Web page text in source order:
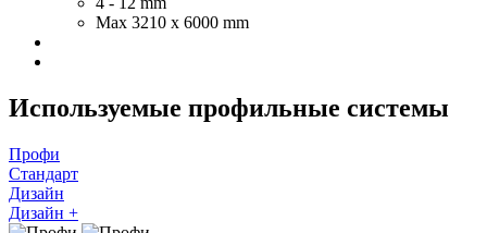
Max 3210 x 6000 mm
Используемые профильные системы
Профи
Стандарт
Дизайн
Дизайн +